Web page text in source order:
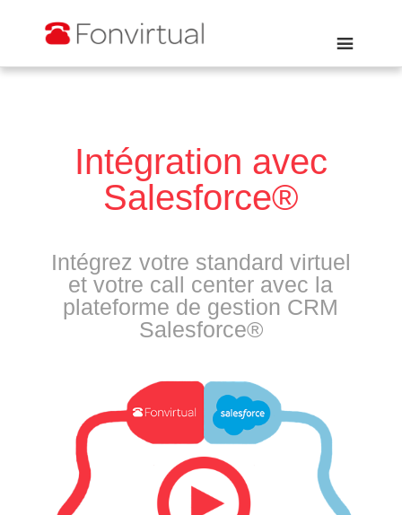
Intégration avec
Salesforce®
Intégrez votre standard virtuel
et votre call center avec la
plateforme de gestion CRM
Salesforce®